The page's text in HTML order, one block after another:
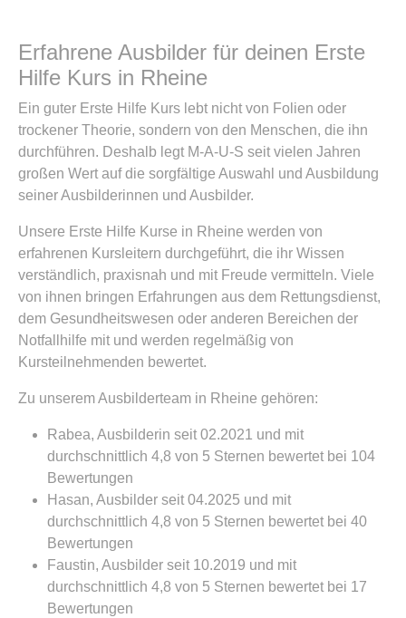
Erfahrene Ausbilder für deinen Erste
Hilfe Kurs in Rheine
Ein guter Erste Hilfe Kurs lebt nicht von Folien oder
trockener Theorie, sondern von den Menschen, die ihn
durchführen. Deshalb legt M-A-U-S seit vielen Jahren
großen Wert auf die sorgfältige Auswahl und Ausbildung
seiner Ausbilderinnen und Ausbilder.
Unsere Erste Hilfe Kurse in Rheine werden von
erfahrenen Kursleitern durchgeführt, die ihr Wissen
verständlich, praxisnah und mit Freude vermitteln. Viele
von ihnen bringen Erfahrungen aus dem Rettungsdienst,
dem Gesundheitswesen oder anderen Bereichen der
Notfallhilfe mit und werden regelmäßig von
Kursteilnehmenden bewertet.
Zu unserem Ausbilderteam in Rheine gehören:
Rabea, Ausbilderin seit 02.2021 und mit
durchschnittlich 4,8 von 5 Sternen bewertet bei 104
Bewertungen
Hasan, Ausbilder seit 04.2025 und mit
durchschnittlich 4,8 von 5 Sternen bewertet bei 40
Bewertungen
Faustin, Ausbilder seit 10.2019 und mit
durchschnittlich 4,8 von 5 Sternen bewertet bei 17
Bewertungen